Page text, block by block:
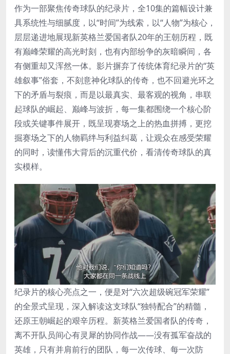
作为一部聚焦传奇球队的纪录片，全10集的篇幅设计兼
具系统性与细腻度，以“时间”为线索，以“人物”为核心，
层层递进地展现新英格兰爱国者队20年的王朝历程，既
有巅峰荣耀的高光时刻，也有内部纷争的灰暗瞬间，各
有侧重却又浑然一体。影片摒弃了传统体育纪录片的“英
雄叙事”俗套，不刻意神化球队的传奇，也不回避光环之
下的矛盾与裂痕，而是以最真实、最客观的视角，串联
起球队的崛起、巅峰与波折，每一集都围绕一个核心阶
段或关键事件展开，既呈现赛场之上的热血拼搏，更挖
掘赛场之下的人物羁绊与利益纠葛，让观众在感受荣耀
的同时，读懂伟大背后的沉重代价，看清传奇球队的真
实模样。
纪录片的核心亮点之一，便是对“六次超级碗冠军荣耀”
的全景式呈现，深入解读这支球队“独特配合”的精髓，
还原王朝崛起的艰辛历程。新英格兰爱国者队的传奇，
离不开队员间心有灵犀的协同作战——没有孤军奋战的
英雄，只有并肩前行的团队，每一次传球、每一次防